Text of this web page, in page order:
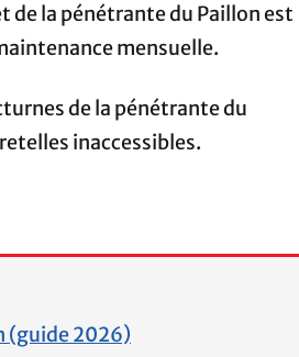
la pénétrante du Paillon est
mensuelle.
de la pénétrante du
inaccessibles.
(guide 2026)